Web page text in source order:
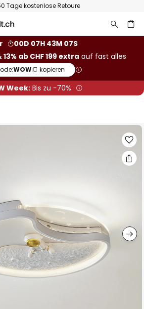
Tage kostenlose Retoure
00D 07H 43M 06S
13% ab CHF 199 extra auf fast alles
WOW kopieren
Week:Bis zu -70%